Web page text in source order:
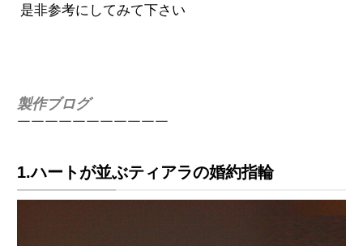
是非参考にしてみて下さい
製作ブログ
￣￣￣￣￣￣￣￣￣￣￣
1.ハートが並ぶティアラの婚約指輪